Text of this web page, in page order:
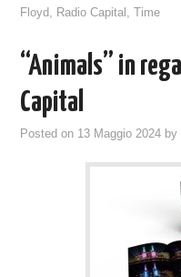
Floyd, Radio Capital ,Time
“Animals” in
Capital
Posted on 13 Maggio 2024 by